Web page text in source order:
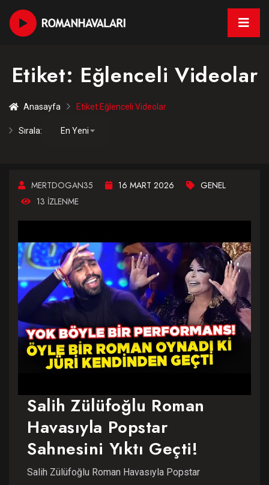
Etiket: Eğlenceli Videolar
Anasayfa Etiket:Eğlenceli Videolar
Sırala:
MERTDOGAN35 16 MART 2026
GENEL
13 IZLENME
Salih Zülüfoğlu Roman
Havasıyla Popstar
Sahnesini Yıktı Geçti!
Salih Zülüfoğlu Roman Havasıyla Popstar